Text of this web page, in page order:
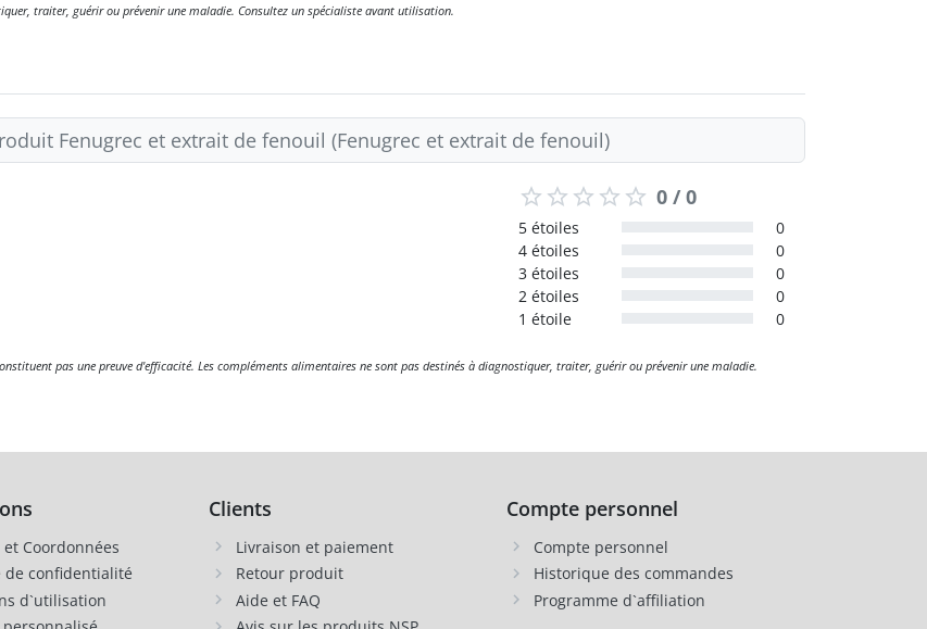
traiter, guérir ou prévenir une maladie. Consultez un spécialiste avant utilisation.
Fenugrec et extrait de fenouil (Fenugrec et extrait de fenouil)
0 / 0
5 étoiles
0
4 étoiles
0
3 étoiles
0
2 étoiles
0
1 étoile
0
pas une preuve d'efficacité. Les compléments alimentaires ne sont pas destinés à diagnostiquer, traiter, guérir ou prévenir une maladie.
et Coordonnées
de confidentialité
d`utilisation
Clients
Livraison et paiement
Retour produit
Aide et FAQ
Compte personnel
Compte personnel
Historique des commandes
Programme d`affiliation